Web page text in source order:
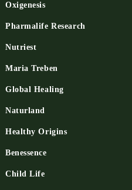
Oxigenesis
Pharmalife Research
Nutriest
Maria Treben
Global Healing
Naturland
Healthy Origins
Benessence
Child Life